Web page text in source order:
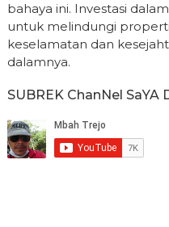
bahaya ini. Investasi
untuk melindungi
keselamatan dan
dalamnya.
SUBREK ChanNel SaYA